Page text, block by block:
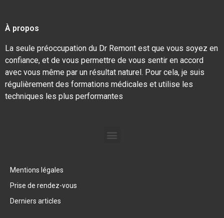
À propos
La seule préoccupation du Dr Remont est que vous soyez en
confiance, et de vous permettre de vous sentir en accord
avec vous même par un résultat naturel. Pour cela, je suis
régulièrement des formations médicales et utilise les
techniques les plus performantes
Mentions légales
Prise de rendez-vous
Derniers articles